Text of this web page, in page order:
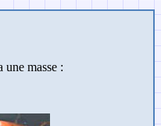
une masse :